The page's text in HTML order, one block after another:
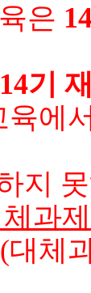
은
14기
육에
지
과
(대체